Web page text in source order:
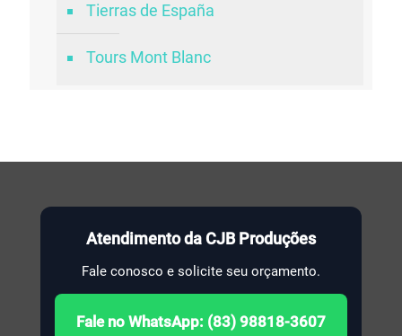
Tierras de España
Tours Mont Blanc
Atendimento da CJB Produções
Fale conosco e solicite seu orçamento.
Fale no WhatsApp: (83) 98818-3607